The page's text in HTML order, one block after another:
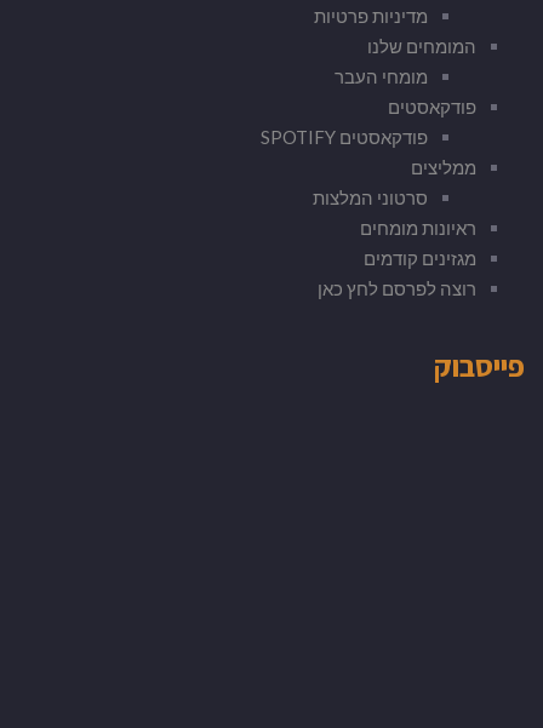
מדיניות פרטיות
המומחים שלנו
מומחי העבר
פודקאסטים
פודקאסטים SPOTIFY
ממליצים
סרטוני המלצות
ראיונות מומחים
מגזינים קודמים
רוצה לפרסם לחץ כאן
פייסבוק